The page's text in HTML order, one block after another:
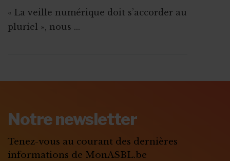
« La veille numérique doit s’accorder au
pluriel », nous ...
MONASBL.BE
S'ABONNER
Notre newsletter
Tenez-vous au courant des dernières
informations de MonASBL.be